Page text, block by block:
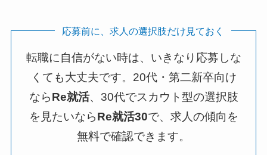
応募前に、求人の選択肢だけ見ておく
転職に自信がない時は、いきなり応募しな
くても大丈夫です。20代・第二新卒向け
ならRe就活、30代でスカウト型の選択肢
を見たいならRe就活30で、求人の傾向を
無料で確認できます。